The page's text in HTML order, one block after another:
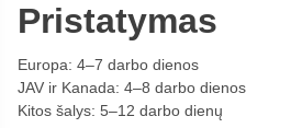
Pristatymas
Europa: 4–7 darbo dienos
JAV ir Kanada: 4–8 darbo dienos
Kitos šalys: 5–12 darbo dienų